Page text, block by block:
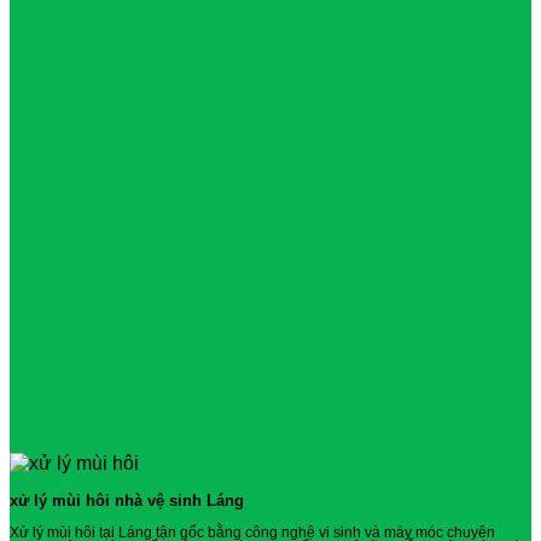
xử lý mùi hôi nhà vệ sinh Láng
Xử lý mùi hôi tại Láng tận gốc bằng công nghệ vi sinh và máy móc chuyên